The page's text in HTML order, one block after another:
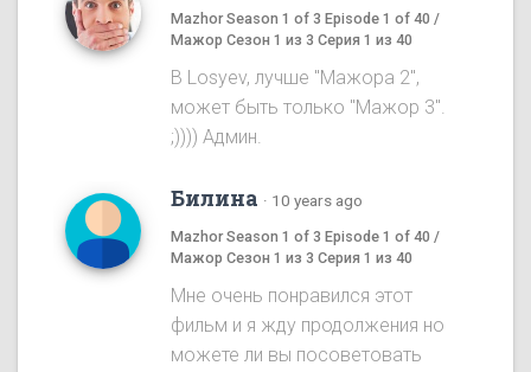
Mazhor Season 1 of 3 Episode 1 of 40 /
Мажор Сезон 1 из 3 Серия 1 из 40
B Losyev, лучше "Мажора 2",
может быть только "Мажор 3".
;)))) Админ.
Билина · 10 years ago
Mazhor Season 1 of 3 Episode 1 of 40 /
Мажор Сезон 1 из 3 Серия 1 из 40
Мне очень понравился этот
фильм и я жду продолжения но
можете ли вы посоветовать